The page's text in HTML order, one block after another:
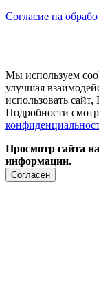
Согласие на
Мы используем
улучшая
использовать
Подробности
Просмотр сайта
информации.
Согласен